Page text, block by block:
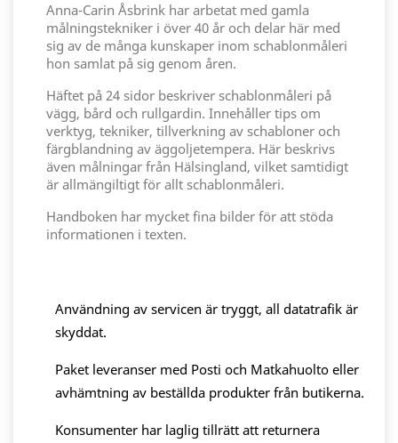
Anna-Carin Åsbrink har arbetat med gamla
målningstekniker i över 40 år och delar här med
sig av de många kunskaper inom schablonmåleri
hon samlat på sig genom åren.
Häftet på 24 sidor beskriver schablonmåleri på
vägg, bård och rullgardin. Innehåller tips om
verktyg, tekniker, tillverkning av schabloner och
färgblandning av äggoljetempera. Här beskrivs
även målningar från Hälsingland, vilket samtidigt
är allmängiltigt för allt schablonmåleri.
Handboken har mycket fina bilder för att stöda
informationen i texten.
Användning av servicen är tryggt, all datatrafik är
skyddat.
Paket leveranser med Posti och Matkahuolto eller
avhämtning av beställda produkter från butikerna.
Konsumenter har laglig tillrätt att returnera